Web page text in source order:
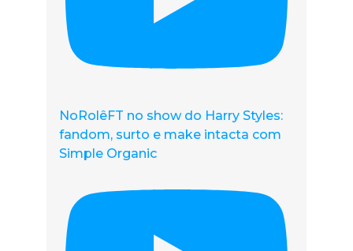
NoRolêFT no show do Harry Styles:
fandom, surto e make intacta com
Simple Organic